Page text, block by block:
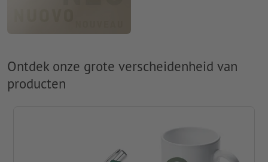
Ontdek onze grote verscheidenheid van
producten